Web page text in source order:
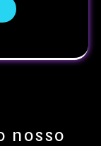
nosso